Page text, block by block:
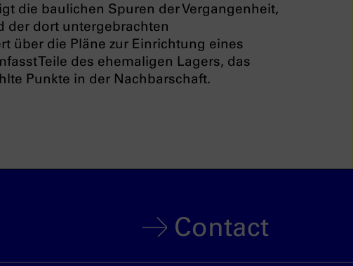
die baulichen Spuren der Vergangenheit,
der dort untergebrachten
über die Pläne zur Einrichtung eines
Teile des ehemaligen Lagers, das
Punkte in der Nachbarschaft.
Contact